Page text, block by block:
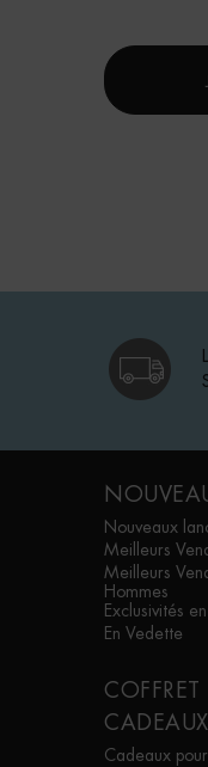
Nouveaux
Meilleurs
Meilleurs
Hommes
Exclusivités en
En Vedette
COFFRET
CADEAUX
Cadeaux